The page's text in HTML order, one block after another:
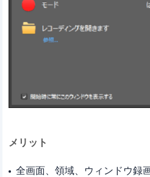
メリット
全画面、領域、ウィンドウ録